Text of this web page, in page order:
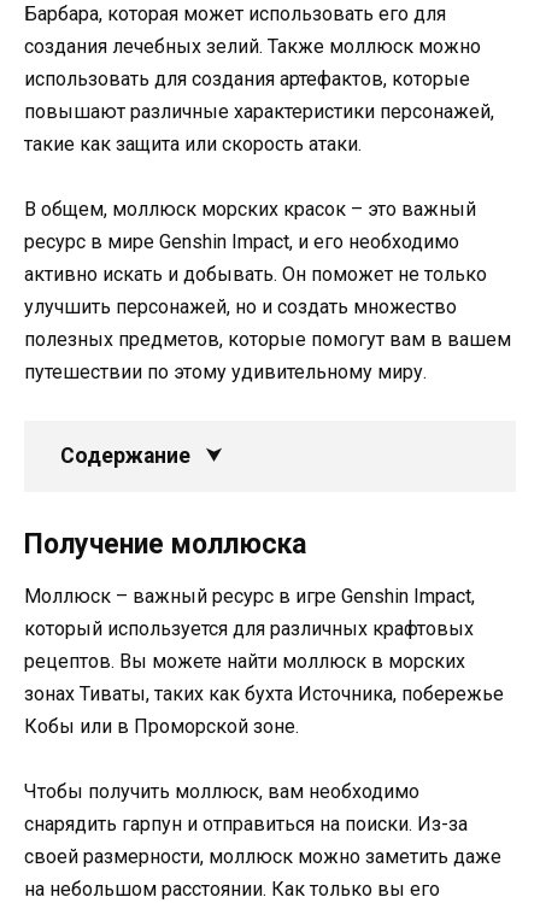
Барбара, которая может использовать его для
создания лечебных зелий. Также моллюск можно
использовать для создания артефактов, которые
повышают различные характеристики персонажей,
такие как защита или скорость атаки.
В общем, моллюск морских красок – это важный
ресурс в мире Genshin Impact, и его необходимо
активно искать и добывать. Он поможет не только
улучшить персонажей, но и создать множество
полезных предметов, которые помогут вам в вашем
путешествии по этому удивительному миру.
Содержание
Получение моллюска
Моллюск – важный ресурс в игре Genshin Impact,
который используется для различных крафтовых
рецептов. Вы можете найти моллюск в морских
зонах Тиваты, таких как бухта Источника, побережье
Кобы или в Проморской зоне.
Чтобы получить моллюск, вам необходимо
снарядить гарпун и отправиться на поиски. Из-за
своей размерности, моллюск можно заметить даже
на небольшом расстоянии. Как только вы его